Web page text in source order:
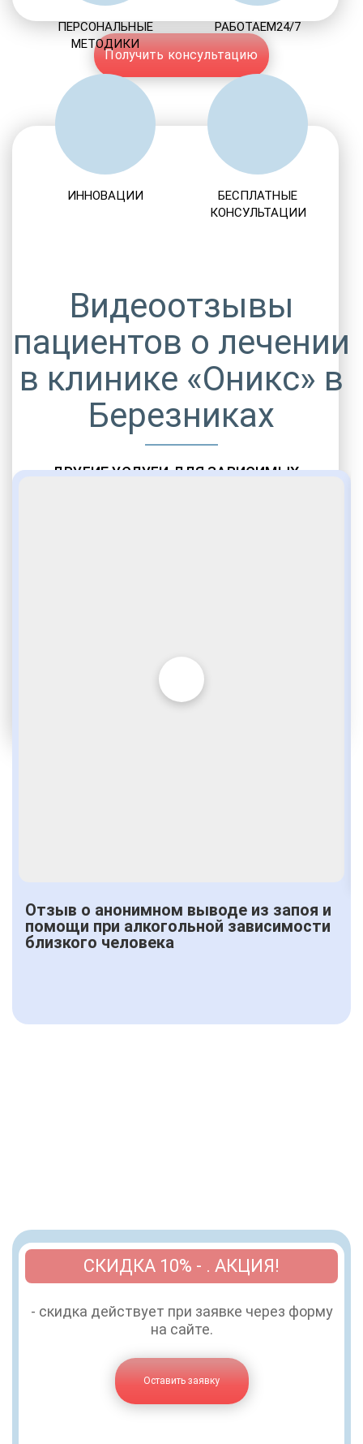
Получить консультацию
ДРУГИЕ УСЛУГИ ДЛЯ ЗАВИСИМЫХ
ПЕРСОНАЛЬНЫЕ
МЕТОДИКИ
РАБОТАЕМ24/7
ИННОВАЦИИ
БЕСПЛАТНЫЕ
КОНСУЛЬТАЦИИ
Видеоотзывы
пациентов о лечении
в клинике «Оникс» в
Березниках
Отзыв о анонимном выводе из запоя и
помощи при алкогольной зависимости
близкого человека
СКИДКА 10% - . АКЦИЯ!
- скидка действует при заявке через форму
на сайте.
Оставить заявку